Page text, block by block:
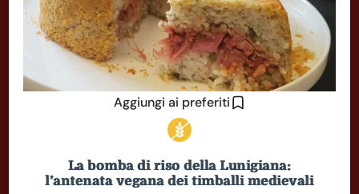
Aggiungi ai preferiti
La bomba di riso della Lunigiana:
l’antenata vegana dei timballi medievali